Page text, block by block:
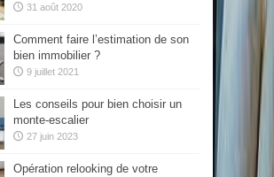
31 août 2020
Comment faire l’estimation de son
bien immobilier ?
9 juillet 2021
Les conseils pour bien choisir un
monte-escalier
27 juin 2023
Opération relooking de votre